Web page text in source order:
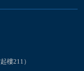
樓211）